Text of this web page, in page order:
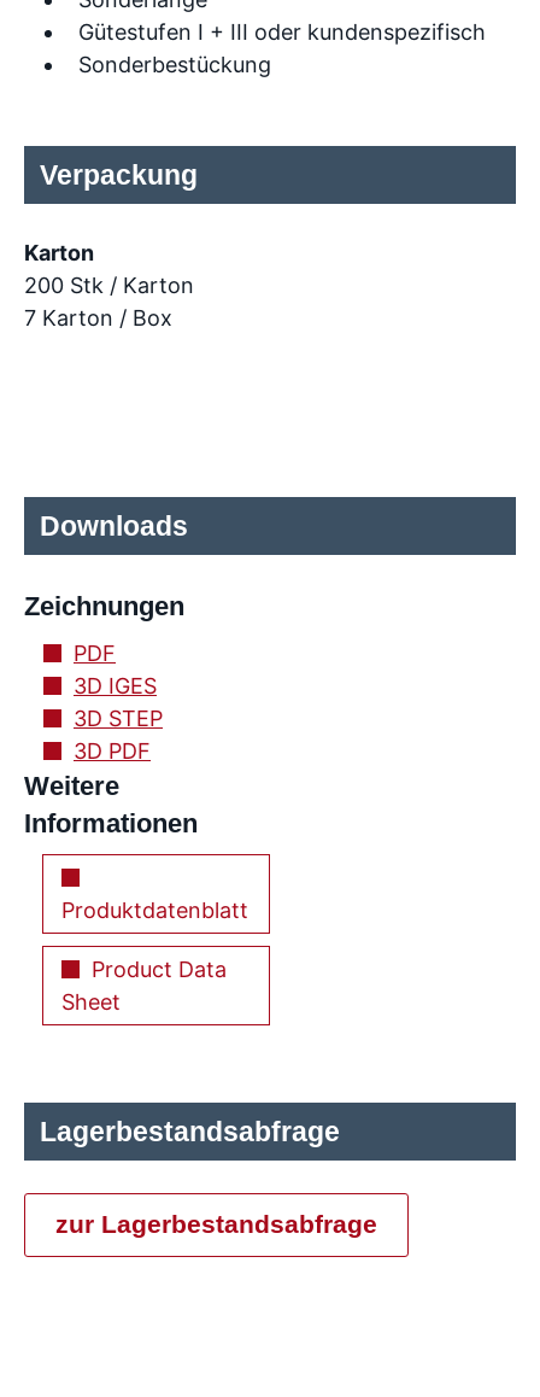
Gütestufen I + III oder kundenspezifisch
Sonderbestückung
Verpackung
Karton
200 Stk / Karton
7 Karton / Box
Downloads
Zeichnungen
PDF
3D IGES
3D STEP
3D PDF
Weitere
Informationen
Produktdatenblatt
Product Data
Sheet
Lagerbestandsabfrage
zur Lagerbestandsabfrage